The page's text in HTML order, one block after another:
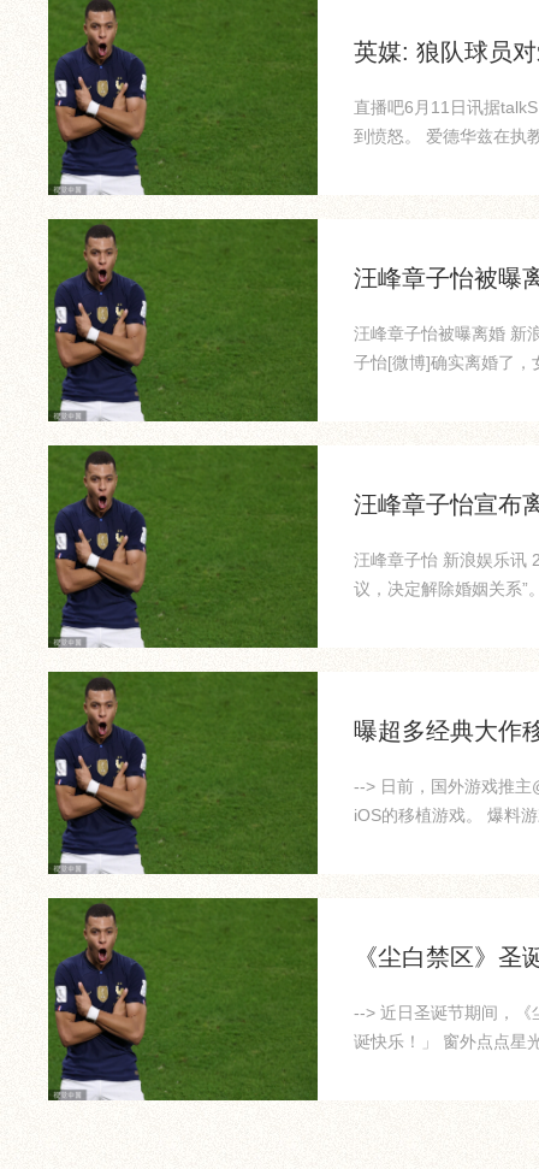
英媒: 狼队球员
直播吧6月11日讯据
到愤怒。 爱德华兹在执
汪峰章子怡被曝
汪峰章子怡被曝离婚 新
子怡[微博]确实离婚了，
汪峰章子怡宣布
汪峰章子怡 新浪娱乐讯
议，决定解除婚姻关系”
曝超多经典大作
--> 日前，国外游戏推
iOS的移植游戏。 爆料
《尘白禁区》
--> 近日圣诞节期间，《
诞快乐！」 窗外点点星